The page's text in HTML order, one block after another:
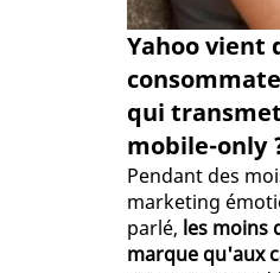
Yahoo vient
qui
mobile-only
Pendant des
marketing
parlé, les moins
marque qu'aux